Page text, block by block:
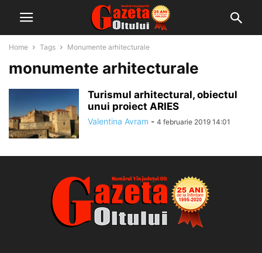
Home Tags Monumente arhitecturale
monumente arhitecturale
Turismul arhitectural, obiectul
unui proiect ARIES
Valentina Avram - 4 februarie 2019 14:01